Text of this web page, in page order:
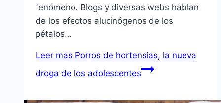
fenómeno. Blogs y diversas webs hablan
de los efectos alucinógenos de los
pétalos…
Leer más Porros de hortensias, la nueva
droga de los adolescentes